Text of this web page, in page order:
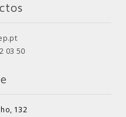
03 50
132